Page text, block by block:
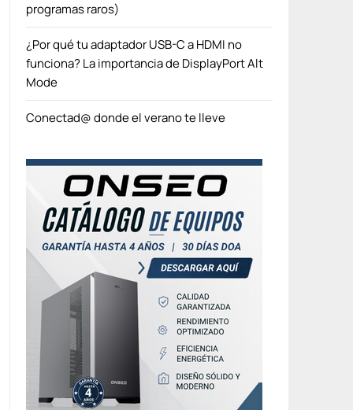
programas raros)
¿Por qué tu adaptador USB-C a HDMI no
funciona? La importancia de DisplayPort Alt
Mode
Conectad@ donde el verano te lleve